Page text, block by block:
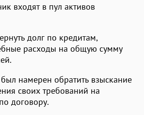
входят в пул активов
долг по кредитам,
расходы на общую сумму
намерен обратить взыскание
своих требований на
договору.